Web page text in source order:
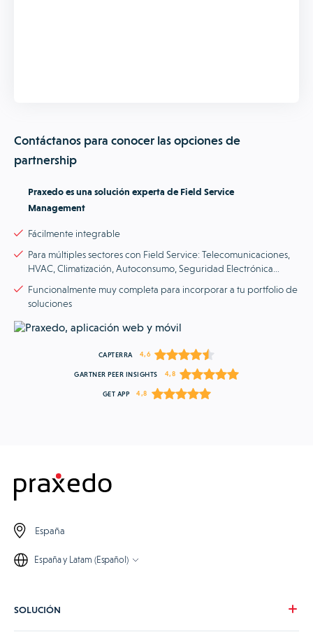
Contáctanos para conocer las opciones de
partnership
Praxedo es una solución experta de Field Service
Management
Fácilmente integrable
Para múltiples sectores con Field Service: Telecomunicaciones,
HVAC, Climatización, Autoconsumo, Seguridad Electrónica…
Funcionalmente muy completa para incorporar a tu portfolio de
soluciones
CAPTERRA 4,6
GARTNER PEER INSIGHTS 4,8
GET APP 4,8
España
España y Latam (Español)
SOLUCIÓN